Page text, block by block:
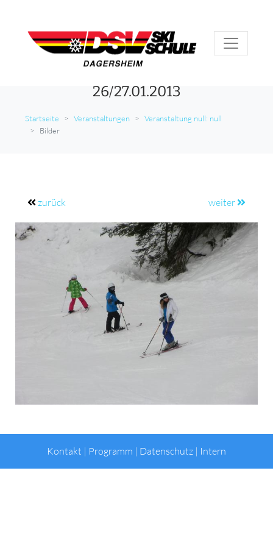
26/27.01.2013
Startseite Veranstaltungen
Veranstaltung null: null
Bilder
zurück weiter
Kontakt | Programm | Datenschutz | Intern